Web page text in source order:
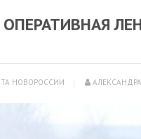
ОПЕРАТИВНАЯ
НОВОРОССИИ